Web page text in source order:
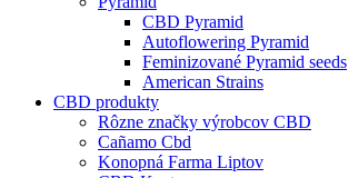
CBD Pyramid
Autoflowering Pyramid
Feminizované Pyramid seeds
American Strains
CBD produkty
Rôzne značky výrobcov CBD
Cañamo Cbd
Konopná Farma Liptov